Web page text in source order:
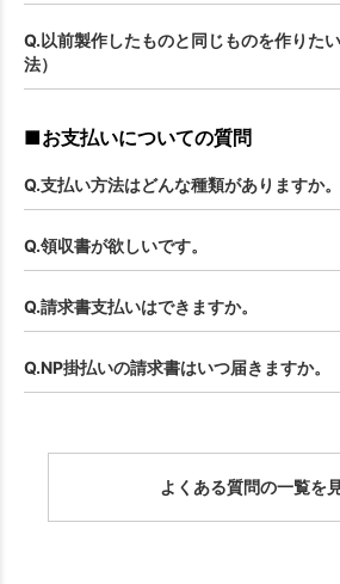
Q.以前製作したものと同じものを作りた
法）
■お支払いについての質問
Q.支払い方法はどんな種類がありますか。
Q.領収書が欲しいです。
Q.請求書支払いはできますか。
Q.NP掛払いの請求書はいつ届きますか。
よくある質問の一覧を